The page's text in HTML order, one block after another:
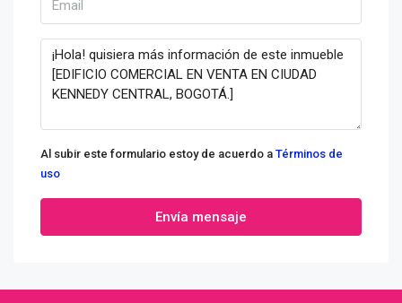
Al subir este formulario estoy de acuerdo a Términos de
uso
Envía mensaje